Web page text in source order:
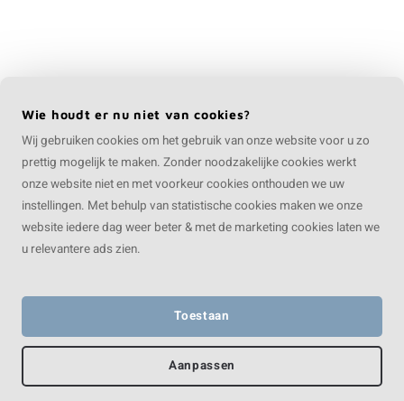
Wie houdt er nu niet van cookies?
Wij gebruiken cookies om het gebruik van onze website voor u zo
prettig mogelijk te maken. Zonder noodzakelijke cookies werkt
onze website niet en met voorkeur cookies onthouden we uw
instellingen. Met behulp van statistische cookies maken we onze
website iedere dag weer beter & met de marketing cookies laten we
u relevantere ads zien.
Toestaan
Aanpassen